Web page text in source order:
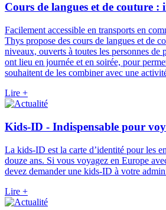
Cours de langues et de couture :
Facilement accessible en transports en
Thys propose des cours de langues et de
niveaux, ouverts à toutes les personnes de
ont lieu en journée et en soirée, pour
souhaitent de les combiner avec une
Lire +
Kids-ID - Indispensable pour
La kids-ID est la carte d’identité pour les
douze ans. Si vous voyagez en Europe
devez demander une kids-ID à votre
Lire +